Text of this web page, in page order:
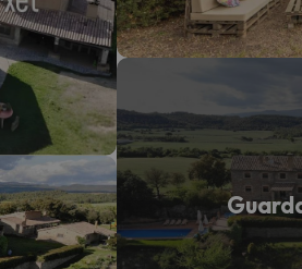
la destinazione.